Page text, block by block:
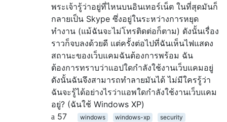
พระเจ้ารู้ว่าอยู่ที่ไหนบนอินเทอร์เน็ต ในที่สุดมันก็
กลายเป็น Skype ซึ่งอยู่ในระหว่างการหยุด
ทำงาน (แม้ฉันจะไม่โทรติดต่อก็ตาม) ดังนั้นเรื่อง
ราวก็จบลงด้วยดี แต่ครั้งต่อไปที่ฉันเห็นไฟแสดง
สถานะของเว็บแคมฉันต้องการพร้อม ฉัน
ต้องการทราบว่าแอปใดกำลังใช้งานเว็บแคมอยู่
ดังนั้นฉันจึงสามารถทำลายมันได้ ไม่มีใครรู้ว่า
ฉันจะรู้ได้อย่างไรว่าแอพใดกำลังใช้งานเว็บแคม
อยู่? (ฉันใช้ Windows XP)
57
windows windows-xp
security